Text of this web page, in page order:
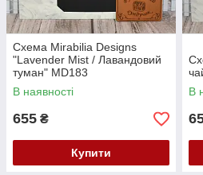
Схема Mirabilia Designs
"Lavender Mist / Лавандовий
туман" MD183
В наявності
655 ₴
Купити
В